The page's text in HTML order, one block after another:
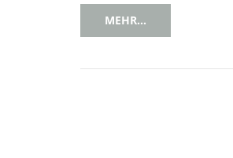
MEHR...